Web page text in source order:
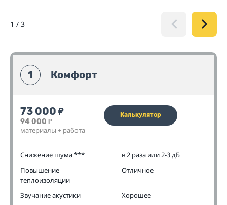
1 / 3
1 Комфорт
73 000 ₽
94 000₽
материалы + работа
Калькулятор
Снижение шума ***
в 2 раза или 2-3 дБ
Повышение
теплоизоляции
Отличное
Звучание акустики
Хорошее